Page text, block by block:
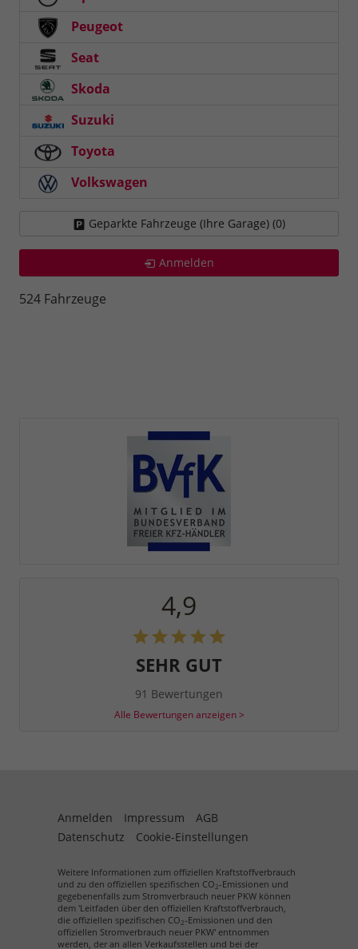
Peugeot
Seat
Skoda
Suzuki
Toyota
Volkswagen
Geparkte Fahrzeuge (Ihre Garage) (0)
Anmelden
524 Fahrzeuge
4,9
SEHR GUT
91 Bewertungen
Alle Bewertungen anzeigen >
Anmelden Impressum
AGB
Datenschutz
Cookie-Einstellungen
Weitere Informationen zum offiziellen Kraftstoffverbrauch
und zu den offiziellen spezifischen CO 2-Emissionen und
gegebenenfalls zum Stromverbrauch neuer PKW können
dem 'Leitfaden über den offiziellen Kraftstoffverbrauch,
die offiziellen spezifischen CO 2-Emissionen und den
offiziellen Stromverbrauch neuer PKW' entnommen
werden, der an allen Verkaufsstellen und bei der